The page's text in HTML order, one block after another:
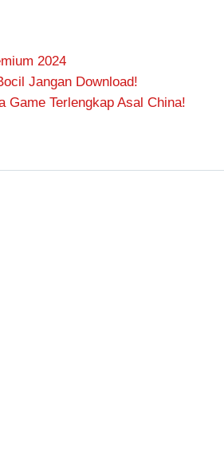
2024
Jangan Download!
Game Terlengkap Asal China!